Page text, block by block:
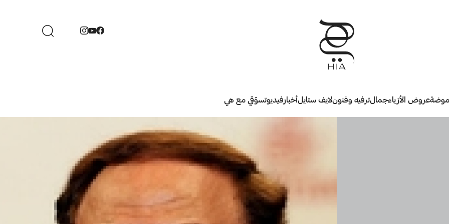
موضةعروض الأزياءجمالترفيه وفنونلايف ستايلأخبارفيديوتسوّقي مع هي